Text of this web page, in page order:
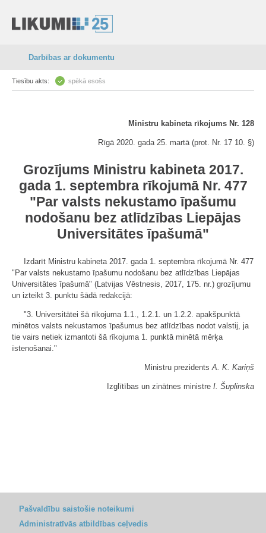
Darbības ar dokumentu
Tiesību akts: spēkā esošs
Ministru kabineta rīkojums Nr. 128
Rīgā 2020. gada 25. martā (prot. Nr. 17 10. §)
Grozījums Ministru kabineta 2017.
gada 1. septembra rīkojumā Nr. 477
"Par valsts nekustamo īpašumu
nodošanu bez atlīdzības Liepājas
Universitātes īpašumā"
Izdarīt Ministru kabineta 2017. gada 1. septembra rīkojumā Nr. 477
"Par valsts nekustamo īpašumu nodošanu bez atlīdzības Liepājas
Universitātes īpašumā" (Latvijas Vēstnesis, 2017, 175. nr.) grozījumu
un izteikt 3. punktu šādā redakcijā:
"3. Universitātei šā rīkojuma 1.1., 1.2.1. un 1.2.2. apakšpunktā
minētos valsts nekustamos īpašumus bez atlīdzības nodot valstij, ja
tie vairs netiek izmantoti šā rīkojuma 1. punktā minētā mērķa
īstenošanai."
Ministru prezidentsA. K. Kariņš
Izglītības un zinātnes ministre I. Šuplinska
Pašvaldību saistošie noteikumi
Administratīvās atbildības ceļvedis